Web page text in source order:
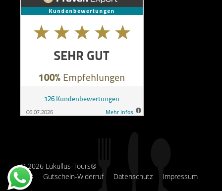
AGB Gutschein-Widerruf Datenschutz Impressum
© 2026 Lukullus-Tours®